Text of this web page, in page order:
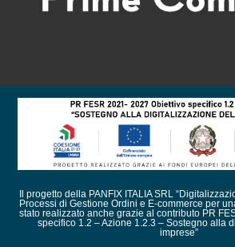
Il progetto della PANFIX ITALIA SRL
Processi di Gestione Ordini e E-commerce per
stato realizzato anche grazie al contributo PR
specifico 1.2 – Azione 1.2.3 – Sostegno alla
imprese”